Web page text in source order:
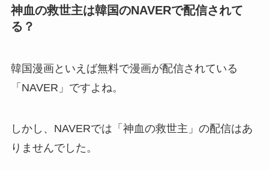
神血の救世主は韓国のNAVERで配信されて
る？
韓国漫画といえば無料で漫画が配信されている
「NAVER」ですよね。
しかし、NAVERでは「神血の救世主」の配信はあ
りませんでした。